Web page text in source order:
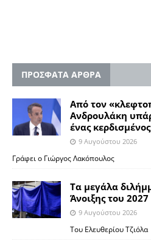
ΠΡΟΣΦΑΤΑ ΑΡΘΡΑ
Από τον
Ανδρουλάκη
ένας
9 Αυγούστου 2026
Γράφει ο Γιώργος Λακόπουλος
Τα μεγάλα
Άνοιξης του 2027
9 Αυγούστου 2026
Του Ελευθερίου Τζιόλα